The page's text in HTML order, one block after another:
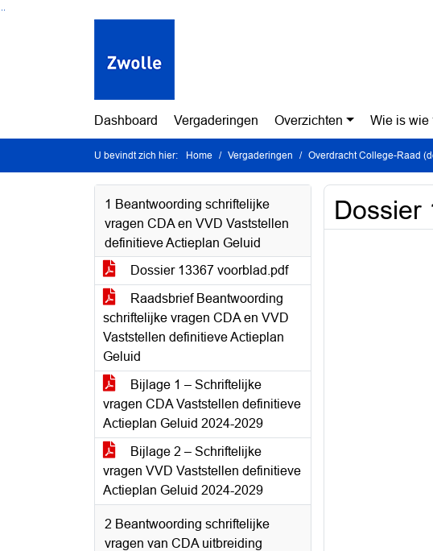
Ga naar de inhoud van deze pagina
Ga naar het zoeken
Ga naar het menu
Dashboard Vergaderingen Overzichten Wie is wie
U bevindt zich hier: Home Vergaderingen Overdracht College-Raad
1 Beantwoording schriftelijke
vragen CDA en VVD Vaststellen
definitieve Actieplan Geluid
Dossier 13367 voorblad.pdf
Raadsbrief Beantwoording
schriftelijke vragen CDA en VVD
Vaststellen definitieve Actieplan
Geluid
Bijlage 1 – Schriftelijke
vragen CDA Vaststellen definitieve
Actieplan Geluid 2024-2029
Bijlage 2 – Schriftelijke
vragen VVD Vaststellen definitieve
Actieplan Geluid 2024-2029
2 Beantwoording schriftelijke
vragen van CDA uitbreiding
Dossier